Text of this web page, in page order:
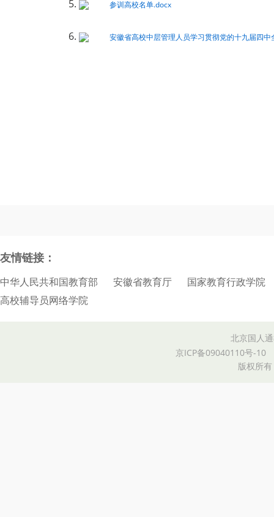
5. 参训高校名单.docx
6. 安徽省高校中层管理人员学习贯彻党的十九届四
友情链接：
中华人民共和国教育部 安徽省教育厅
国家教育行政学院
高校辅导员网络学院
北京国人
京ICP备09040110号-10
版权所有